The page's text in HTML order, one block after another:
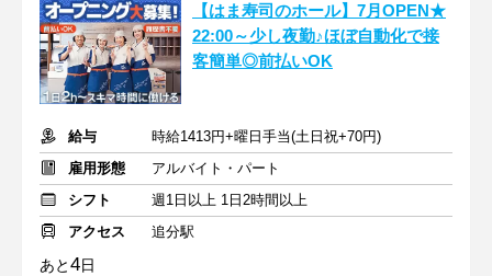
【はま寿司のホール】7月OPEN★
22:00～少し夜勤♪ほぼ自動化で接
客簡単◎前払いOK
給与
時給1413円+曜日手当(土日祝+70円)
雇用形態
アルバイト・パート
シフト
週1日以上 1日2時間以上
アクセス
追分駅
あと4日